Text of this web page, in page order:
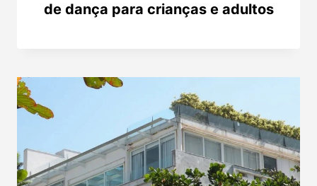
de dança para crianças e adultos